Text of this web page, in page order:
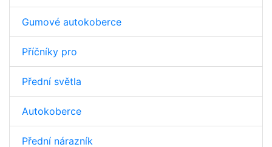
Gumové autokoberce
Příčníky pro
Přední světla
Autokoberce
Přední nárazník